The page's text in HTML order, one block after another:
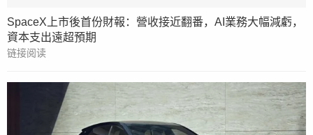
SpaceX上市後首份財報：營收接近翻番，AI業務大幅減虧，
資本支出遠超預期
链接阅读